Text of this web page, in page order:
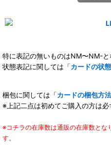
特に表記の無いものはNM〜NM-と
状態表記に関しては「カードの状
梱包に関しては「カードの梱包方
※上記二点は初めてご購入の方は必
※コチラの在庫数は通販の在庫数とな
す。